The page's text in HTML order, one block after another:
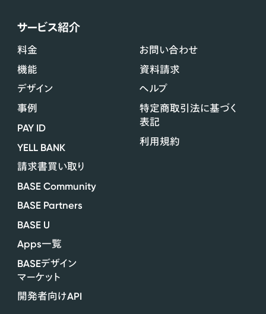
サービス紹介
料金
機能
デザイン
事例
PAY ID
YELL BANK
請求書買い取り
BASE Community
BASE Partners
BASE U
Apps一覧
BASEデザイン
マーケット
開発者向けAPI
お問い合わせ
資料請求
ヘルプ
特定商取引法に基づく
表記
利用規約